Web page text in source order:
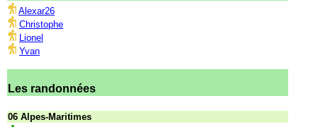
Alexar26
Christophe
Lionel
Yvan
Les randonnées
06 Alpes-Maritimes